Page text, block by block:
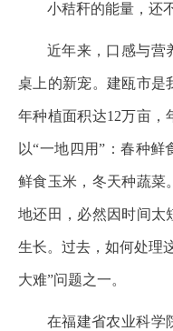
小秸秆的能量，还
近年来，口感与营
桌上的新宠。建瓯市是
年种植面积达12万亩，
以“一地四用”：春种
鲜食玉米，冬天种蔬菜
地还田，必然因时间太
生长。过去，如何处理
大难”问题之一。
在福建省农业科学